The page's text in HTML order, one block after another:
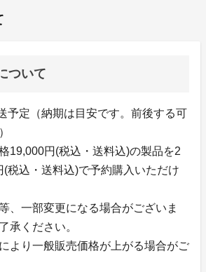
ついて
予定（納期は目安です。前後する可
19,000円(税込・送料込)の製品を2
税込・送料込)で予約購入いただけ
、一部変更になる場合がございま
承ください。
より一般販売価格が上がる場合がご